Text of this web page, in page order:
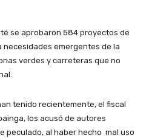
se aprobaron 584 proyectos de
necesidades emergentes de la
verdes y carreteras que no
tenido recientemente, el fiscal
los acusó de autores
peculado, al haber hecho mal uso